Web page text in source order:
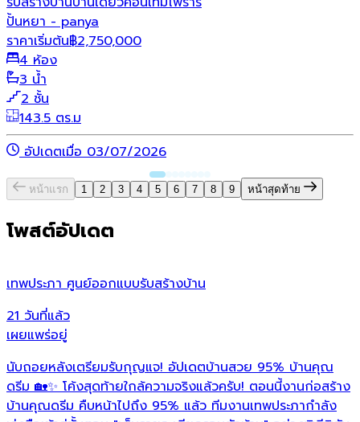
ปั้นหยา - panya
ราคาเริ่มต้น฿2,750,000
4 ห้อง
3 น้ำ
2 ชั้น
143.5 ตร.ม
อัปเดตเมื่อ 03/07/2026
หน้าแรก 1 2 3 4 5 6 7 8 9 หน้าสุดท้าย
โพสต์อัปเดต
เทพประภา ศูนย์ออกแบบรับสร้างบ้าน
21 วันที่แล้ว
เผยแพร่อยู่
นับถอยหลังเตรียมรับกุญแจ! อัปเดตบ้านสวย 95% บ้านคุณ
ดรีม 🏡✨ โค้งสุดท้ายใกล้ความจริงแล้วครับ! ตอนนี้งานก่อสร้าง
บ้านคุณดรีม คืบหน้าไปถึง 95% แล้ว ทีมงานเทพประภากำลัง